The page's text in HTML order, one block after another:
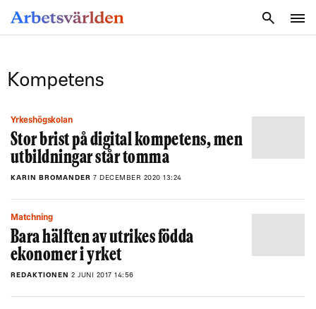
Kompetens
Yrkeshögskolan
Stor brist på digital kompetens, men
utbildningar står tomma
KARIN BROMANDER 7 DECEMBER 2020 13:24
Matchning
Bara hälften av utrikes födda
ekonomer i yrket
REDAKTIONEN 2 JUNI 2017 14:56